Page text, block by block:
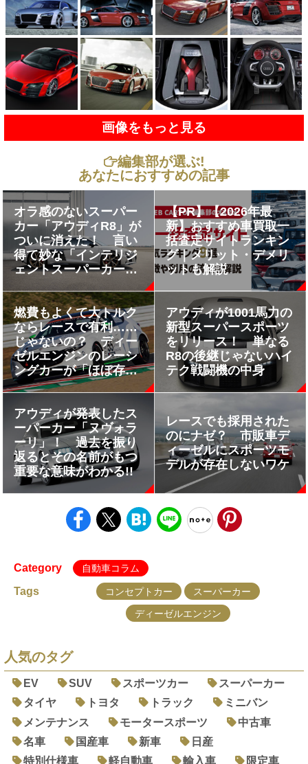
画像をもっと見る
編集部が選ぶ!
あなたにおすすめの記事
オラ感のないスーパー
カー「アウディR8」が
ついに消えた！ 言い
得て妙な「インテリジ
ェントスーパーカー」
の18年を振り返る
【PR】【2026年最
新】おすすめ車買取一
括査定サイトランキン
グ｜メリット・デメリ
ットも解説
燃費もよくて大トルク
ならレースで有利……
じゃないの？ ディー
ゼルエンジンのレーシ
ングカーが「ほぼ存在
しない」ワケ
アウディが1001馬力の
新型スーパースポーツ
をリリース！ 単なる
R8の後継じゃないハイ
テク戦闘機の中身
アウディが発表したス
ーパーカー「ヌヴォラ
ーリ」！ 過去を振り
返るとその名前がもつ
重要な意味がわかる!!
レースでも採用された
のにナゼ？ 市販車デ
ィーゼルにスポーツモ
デルが存在しないワケ
Category 自動車コラム
Tags コンセプトカー
スーパーカー
ディーゼルエンジン
人気のタグ
EV SUV スポーツカー
スーパーカー
タイヤ
トヨタ トラック
ミニバン
メンテナンス
モータースポーツ
中古車
名車
国産車 新車
日産
特別仕様車
軽自動車 輸入車
限定車